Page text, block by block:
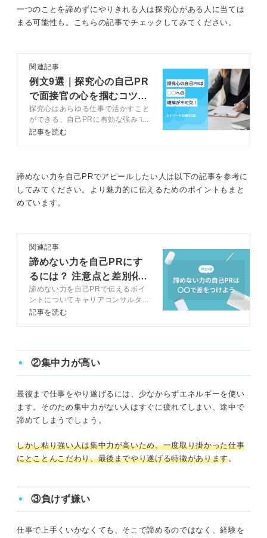
一つのことを諦めずにやりきれる人は探究心がある人に当ては
まる可能性も。こちらの記事でチェックしてみてください。
関連記事
例文9選｜探究心の自己PR
で面接官の心を掴むコツを
徹底解説
探究心はあらゆる仕事で活かすこと
ができる、自己PRに有効な強みで
す。記事ではキャリアアドバイザー
記事を読む
諦めない力を自己PRでアピールしたい人は以下の記事を参考に
してみてください。より魅力的に伝えるためのポイントもまと
めています。
関連記事
諦めない力を自己PRにす
るには？ 注意点と差別化
の秘訣を解説
諦めない力を自己PRで伝えるポイ
ントについてキャリアコンサルタン
トと解説します。諦めない力のエピ
ールしましょう。
記事を読む
②集中力が高い
最後まで仕事をやり遂げるには、少なからずエネルギーを使い
ます。そのため集中力がない人はすぐに疲れてしまい、途中で
諦めてしまうでしょう。
しかし粘り強い人は集中力が高いため、一度取り掛かった仕事
にとことんこだわり、最後までやり遂げる特徴があります。
③負けず嫌い
仕事で上手くいかなくても、そこで諦めるのではなく、経験を